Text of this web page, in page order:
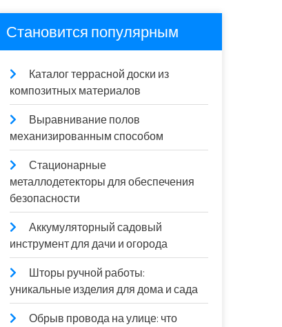
Становится популярным
Каталог террасной доски из
композитных материалов
Выравнивание полов
механизированным способом
Стационарные
металлодетекторы для обеспечения
безопасности
Аккумуляторный садовый
инструмент для дачи и огорода
Шторы ручной работы:
уникальные изделия для дома и сада
Обрыв провода на улице: что